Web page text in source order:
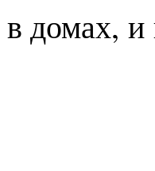
домах, и